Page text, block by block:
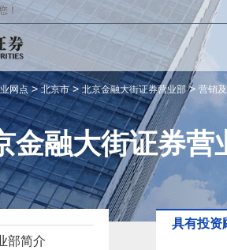
！
网点>北京市> 北京金融大街证券营业部> 营销
金融大街证券营
部简介
具有投资